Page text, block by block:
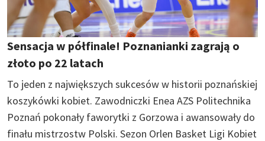
Sensacja w półfinale! Poznanianki zagrają o
złoto po 22 latach
To jeden z największych sukcesów w historii poznańskiej
koszykówki kobiet. Zawodniczki Enea AZS Politechnika
Poznań pokonały faworytki z Gorzowa i awansowały do
finału mistrzostw Polski. Sezon Orlen Basket Ligi Kobiet